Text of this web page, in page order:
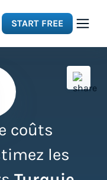
START FREE
coûts
les